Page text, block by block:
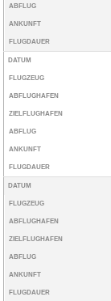
ABFLUG
ANKUNFT
FLUGDAUER
DATUM
FLUGZEUG
ABFLUGHAFEN
ZIELFLUGHAFEN
ABFLUG
ANKUNFT
FLUGDAUER
DATUM
FLUGZEUG
ABFLUGHAFEN
ZIELFLUGHAFEN
ABFLUG
ANKUNFT
FLUGDAUER